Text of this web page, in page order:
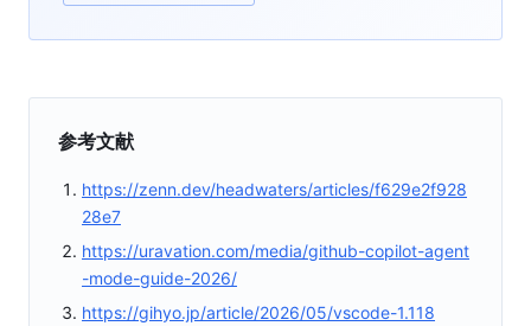
参考文献
https://zenn.dev/headwaters/articles/f629e2f928
28e7
https://uravation.com/media/github-copilot-agent
-mode-guide-2026/
https://gihyo.jp/article/2026/05/vscode-1.118